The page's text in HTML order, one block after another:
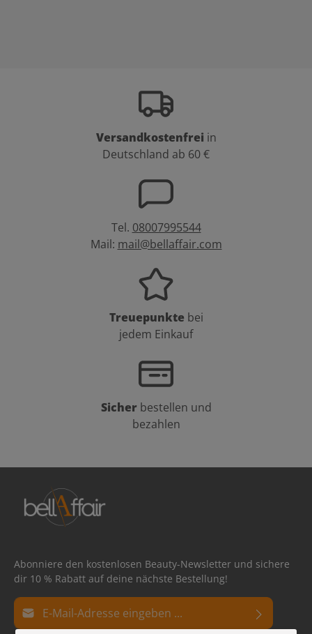
Versandkostenfrei in
Deutschland ab 60 €
Tel. 08007995544
Mail: mail@bellaffair.com
Treuepunkte bei
jedem Einkauf
Sicher bestellen und
bezahlen
Abonniere den kostenlosen Beauty-Newsletter und sichere
dir 10 % Rabatt auf deine nächste Bestellung!
E-Mail-Adresse*